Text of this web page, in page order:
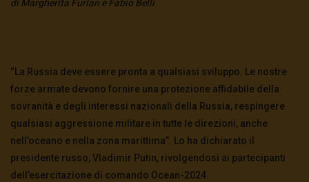
di Margherita Furlan e Fabio Belli
“La Russia deve essere pronta a qualsiasi sviluppo. Le nostre
forze armate devono fornire una protezione affidabile della
sovranità e degli interessi nazionali della Russia, respingere
qualsiasi aggressione militare in tutte le direzioni, anche
nell’oceano e nella zona marittima”. Lo ha dichiarato il
presidente russo, Vladimir Putin, rivolgendosi ai partecipanti
dell’esercitazione di comando Ocean-2024.